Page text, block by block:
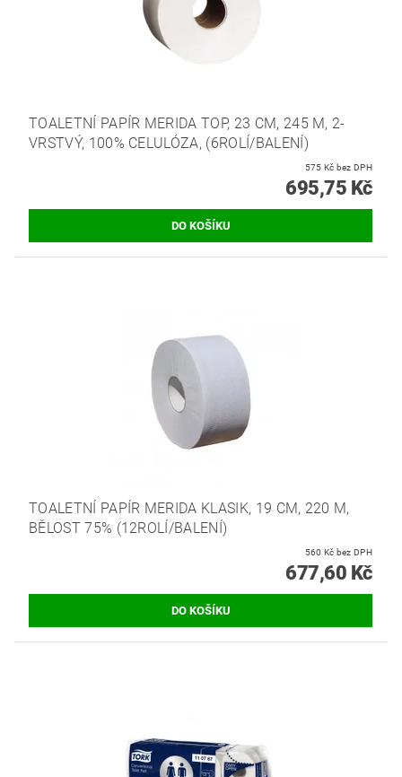
TOALETNÍ PAPÍR MERIDA TOP, 23 CM, 245 M, 2-
VRSTVÝ, 100% CELULÓZA, (6ROLÍ/BALENÍ)
575 Kč bez DPH
695,75 Kč
TOALETNÍ PAPÍR MERIDA KLASIK, 19 CM, 220 M,
BĚLOST 75% (12ROLÍ/BALENÍ)
560 Kč bez DPH
677,60 Kč